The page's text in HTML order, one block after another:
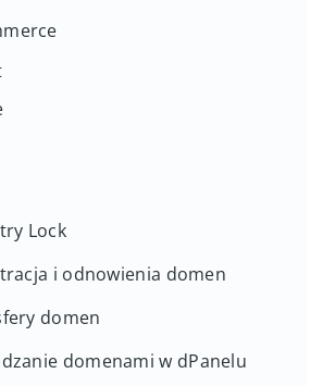
Lock
i odnowienia domen
domen
domenami w dPanelu